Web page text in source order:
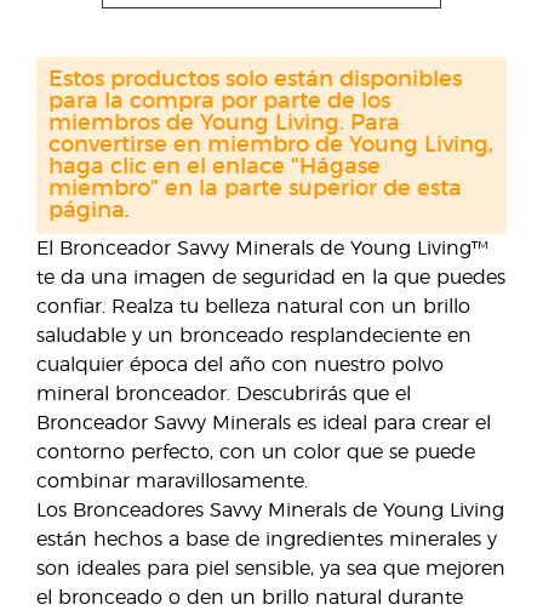
El Bronceador Savvy Minerals de Young Living™
te da una imagen de seguridad en la que puedes
confiar. Realza tu belleza natural con un brillo
saludable y un bronceado resplandeciente en
cualquier época del año con nuestro polvo
mineral bronceador. Descubrirás que el
Bronceador Savvy Minerals es ideal para crear el
contorno perfecto, con un color que se puede
combinar maravillosamente.
Los Bronceadores Savvy Minerals de Young Living
están hechos a base de ingredientes minerales y
son ideales para piel sensible, ya sea que mejoren
el bronceado o den un brillo natural durante
Estos productos solo están disponibles
para la compra por parte de los
miembros de Young Living. Para
convertirse en miembro de Young Living,
haga clic en el enlace "Hágase
miembro" en la parte superior de esta
página.